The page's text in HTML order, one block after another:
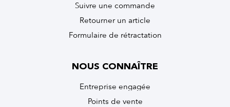
Suivre une commande
Retourner un article
Formulaire de rétractation
NOUS CONNAÎTRE
Entreprise engagée
Points de vente